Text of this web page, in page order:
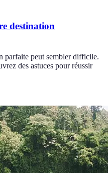
destination
parfaite peut sembler difficile.
des astuces pour réussir